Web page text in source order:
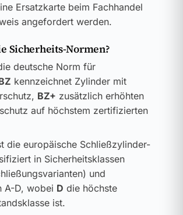
Ersatzkarte beim Fachhandel
angefordert werden.
Sicherheits-Normen?
deutsche Norm für
kennzeichnet Zylinder mit
BZ+ zusätzlich erhöhten
auf höchstem zertifizierten
die europäische Schließzylinder-
in Sicherheitsklassen
und
A-D, wobei D die höchste
ist.